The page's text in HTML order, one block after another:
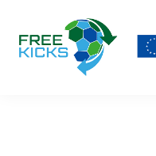
main